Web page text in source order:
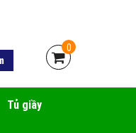
Tủ giầy
0